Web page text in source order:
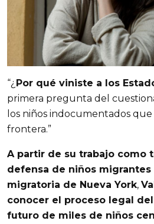
“¿ Por qué viniste a los
primera pregunta del
los niños indocumentados
frontera.”
A partir de su trabajo como
defensa de niños migrantes
migratoria de Nueva York,
conocer el proceso legal
futuro de miles de niños